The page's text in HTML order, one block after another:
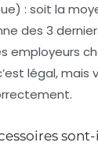
: soit la
des 3
employeurs
légal, mais